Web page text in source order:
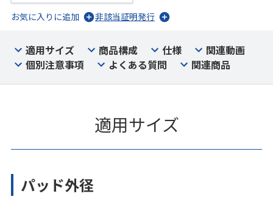
お気に入りに追加
非該当証明発行
適用サイズ 商品構成 仕様
関連動画
個別注意事項
よくある質問 関連商品
適用サイズ
パッド外径